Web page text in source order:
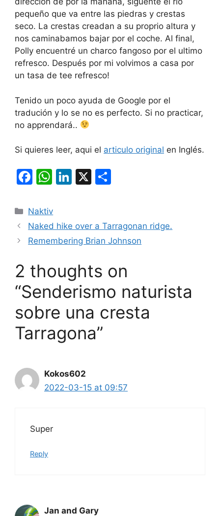
pequeño que va entre las piedras y crestas
seco. La crestas creadan a su proprio altura y
nos caminabamos bajar por el coche. Al final,
Polly encuentré un charco fangoso por el ultimo
refresco. Después por mi volvimos a casa por
un tasa de tee refresco!
Tenido un poco ayuda de Google por el
tradución y lo se no es perfecto. Si no practicar,
no apprendará..
Si quieres leer, aqui el articulo original en Inglés.
F
c
e
b
o
k
W
at
s
A
p
Li
e
dI
X
e
Categories
Naktiv
Naked hike over a Tarragonan ridge.
Remembering Brian Johnson
2 thoughts on
“Senderismo naturista
sobre una cresta
Tarragona”
Kokos602
2022-03-15 at 09:57
Super
Reply
Jan and Gary